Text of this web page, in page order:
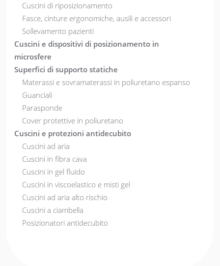
Cuscini di riposizionamento
Fasce, cinture ergonomiche, ausili e accessori
Sollevamento pazienti
Cuscini e dispositivi di posizionamento in
microsfere
Superfici di supporto statiche
Materassi e sovramaterassi in poliuretano espanso
Guanciali
Parasponde
Cover protettive in poliuretano
Cuscini e protezioni antidecubito
Cuscini ad aria
Cuscini in fibra cava
Cuscini in gel fluido
Cuscini in viscoelastico e misti gel
Cuscini ad aria alto rischio
Cuscini a ciambella
Posizionatori antidecubito